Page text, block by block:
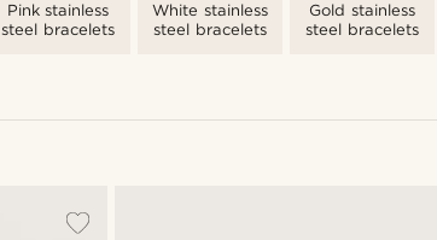
Pink stainless
steel bracelets
White stainless
steel bracelets
Gold stainless
steel bracelets